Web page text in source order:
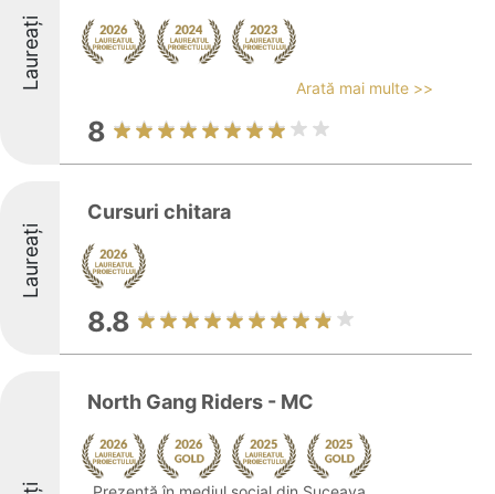
Laureați Arată mai multe >>
8
Laureați
Cursuri chitara
8.8
North Gang Riders - MC